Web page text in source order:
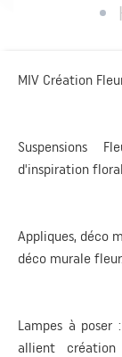
MIV Création
Suspensions
d'inspiration
Appliques, déco
déco murale fleur.
Lampes à
allient